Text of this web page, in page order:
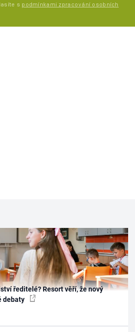
s podmínkami zpracování osobních
ředitelé? Resort věří, že nový
debaty